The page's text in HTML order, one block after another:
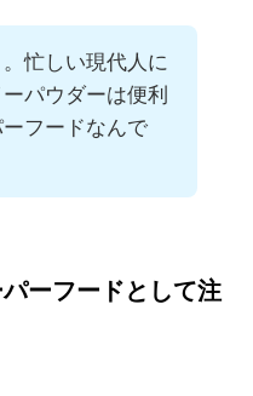
忙しい現代人に
パウダーは便利
フードなんで
ーフードとして注